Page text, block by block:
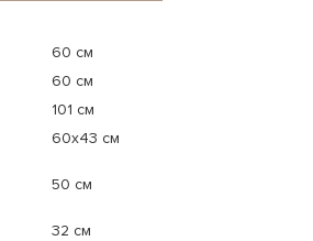
60 см
60 см
101 см
60x43 см
50 см
32 см